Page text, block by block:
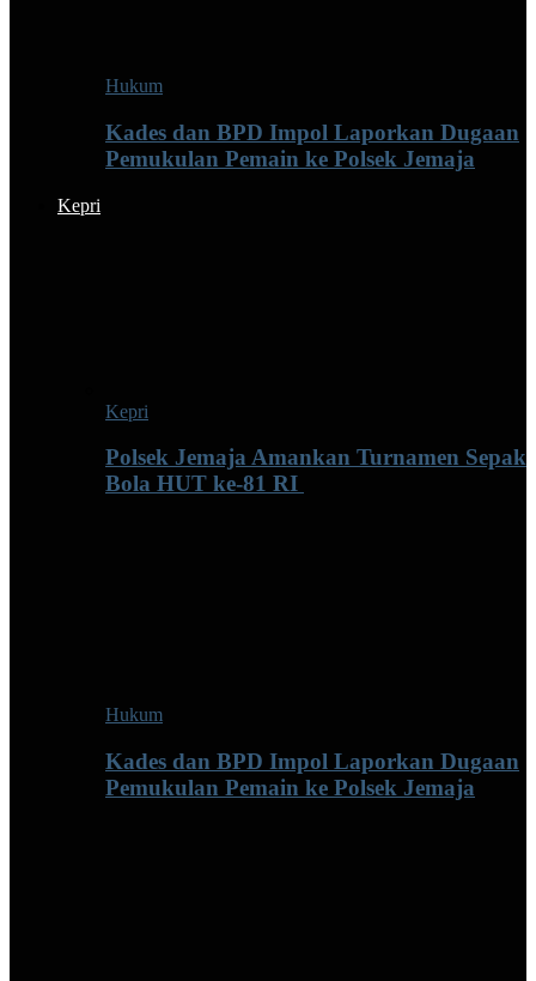
Hukum
Kades dan BPD Impol Laporkan Dugaan
Pemukulan Pemain ke Polsek Jemaja
Kepri
Kepri
Polsek Jemaja Amankan Turnamen Sepak
Bola HUT ke-81 RI ‎
Hukum
Kades dan BPD Impol Laporkan Dugaan
Pemukulan Pemain ke Polsek Jemaja